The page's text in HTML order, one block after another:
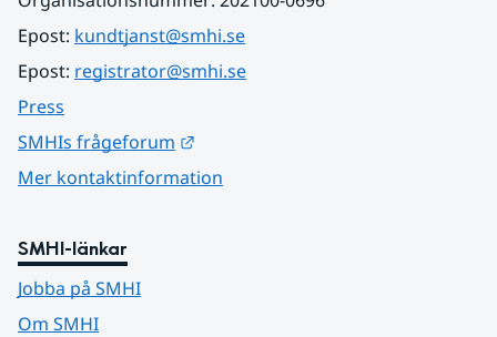
Epost: kundtjanst@smhi.se
Epost: registrator@smhi.se
Press
SMHIs frågeforum
Mer kontaktinformation
SMHI-länkar
Jobba på SMHI
Om SMHI